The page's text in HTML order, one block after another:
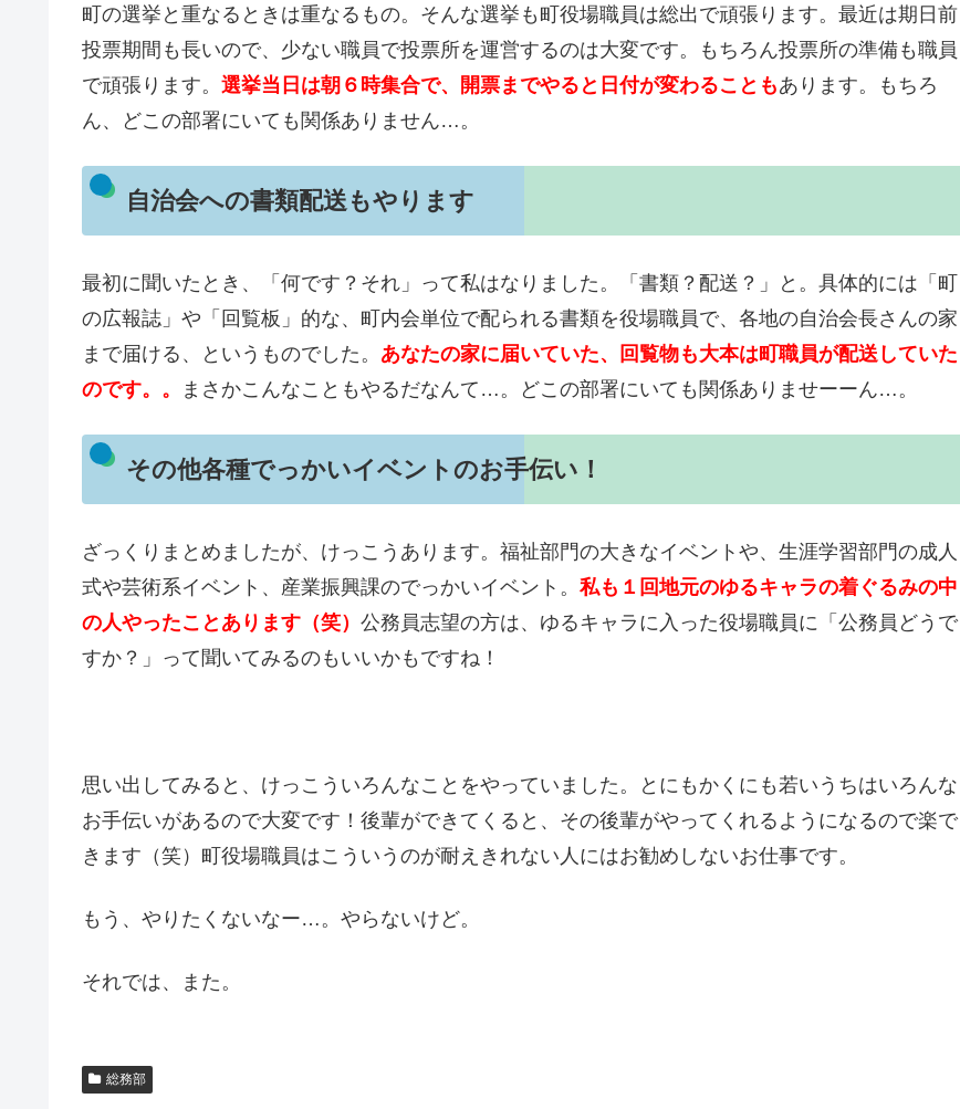
町の選挙と重なるときは重なるもの。そんな選挙も町役場職員は総出で頑張ります。最近は期日前
投票期間も長いので、少ない職員で投票所を運営するのは大変です。もちろん投票所の準備も職員
で頑張ります。 選挙当日は朝６時集合で、開票までやると日付が変わることもあります。もちろ
ん、どこの部署にいても関係ありません…。
自治会への書類配送もやります
最初に聞いたとき、「何です？それ」って私はなりました。「書類？配送？」と。具体的には「町
の広報誌」や「回覧板」的な、町内会単位で配られる書類を役場職員で、各地の自治会長さんの家
まで届ける、というものでした。 あなたの家に届いていた、回覧物も大本は町職員が配送していた
のです。 。 まさかこんなこともやるだなんて…。どこの部署にいても関係ありませーーん…。
その他各種でっかいイベントのお手伝い！
ざっくりまとめましたが、けっこうあります。福祉部門の大きなイベントや、生涯学習部門の成人
式や芸術系イベント、産業振興課のでっかいイベント。 私も１回地元のゆるキャラの着ぐるみの中
の人やったことあります（笑） 公務員志望の方は、ゆるキャラに入った役場職員に「公務員どうで
すか？」って聞いてみるのもいいかもですね！
思い出してみると、けっこういろんなことをやっていました。とにもかくにも若いうちはいろんな
お手伝いがあるので大変です！後輩ができてくると、その後輩がやってくれるようになるので楽で
きます（笑）町役場職員はこういうのが耐えきれない人にはお勧めしないお仕事です。
もう、やりたくないなー…。やらないけど。
それでは、また。
総務部